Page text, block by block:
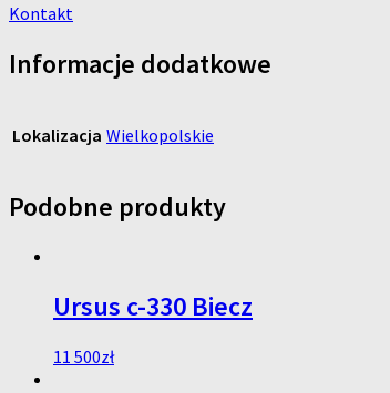
Kontakt
Informacje dodatkowe
Lokalizacja Wielkopolskie
Podobne produkty
Ursus c-330 Biecz
11 500zł